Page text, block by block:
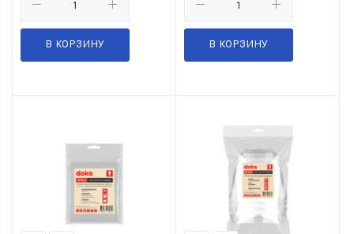
В КОРЗИНУ В КОРЗИНУ